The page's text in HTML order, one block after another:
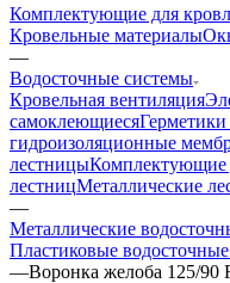
Комплектующие для
Кровельные материалы
—
Водосточные системы
Кровельная вентиляция
самоклеющиеся
гидроизоляционные
лестницыКомплектующие
лестницМеталлические
—
Металлические
Пластиковые
—Воронка желоба 125/90